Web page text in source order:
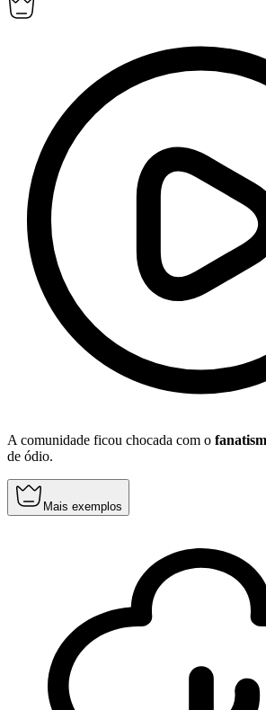
A comunidade ficou chocada com o
de ódio.
Mais exemplos